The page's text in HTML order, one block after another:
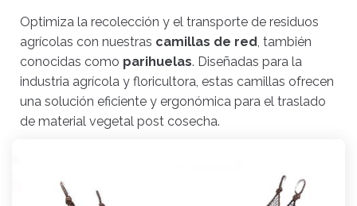
Optimiza la recolección y el transporte de residuos
agrícolas con nuestras camillas de red, también
conocidas como parihuelas. Diseñadas para la
industria agrícola y floricultora, estas camillas ofrecen
una solución eficiente y ergonómica para el traslado
de material vegetal post cosecha.